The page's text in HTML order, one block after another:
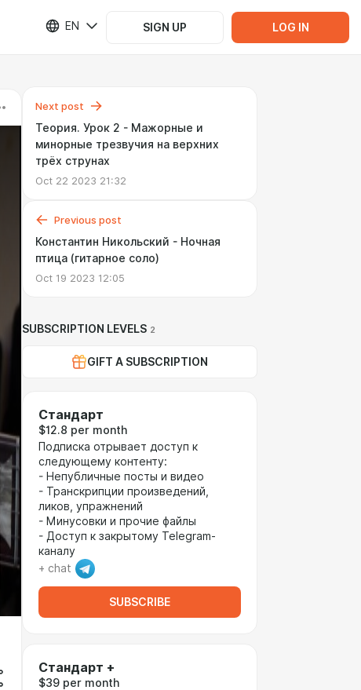
EN SIGN UP LOG IN
Next post
Теория. Урок 2 - Мажорные и
минорные трезвучия на верхних
трёх струнах
Oct 22 2023 21:32
Previous post
Константин Никольский - Ночная
птица (гитарное соло)
Oct 19 2023 12:05
SUBSCRIPTION LEVELS 2
GIFT A SUBSCRIPTION
Стандарт
$12.8 per month
Подписка отрывает доступ к
следующему контенту:
- Непубличные посты и видео
- Транскрипции произведений,
ликов, упражнений
- Минусовки и прочие файлы
- Доступ к закрытому Telegram-
каналу
+ chat
SUBSCRIBE
Стандарт +
$39 per month